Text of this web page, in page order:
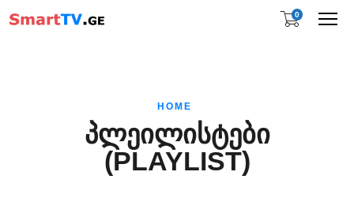
0
HOME
ᲞᲚᲔᲘᲚᲘᲡᲢᲔᲑᲘ
(PLAYLIST)